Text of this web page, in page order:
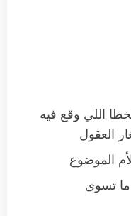
اللي وقع فيه
العقول
الموضوع
ما تسوى